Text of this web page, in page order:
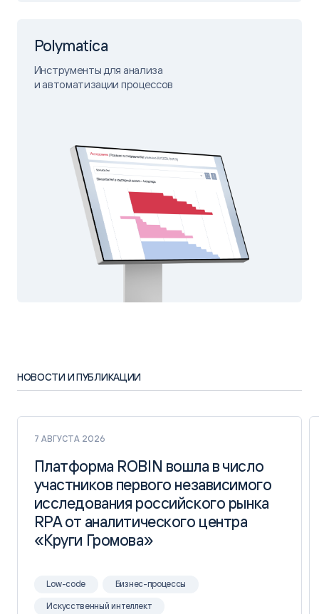
Polymatica
Инструменты для анализа
и автоматизации процессов
НОВОСТИ И ПУБЛИКАЦИИ
7 АВГУСТА 2026
Платформа ROBIN вошла в число
участников первого независимого
исследования российского рынка
RPA от аналитического центра
«Круги Громова»
Платформа ROBIN вошла в число
участников первого независимого
исследования российского рынка
RPA от аналитического центра
«Круги Громова»
Low-code Бизнес-процессы
Искусственный интеллект